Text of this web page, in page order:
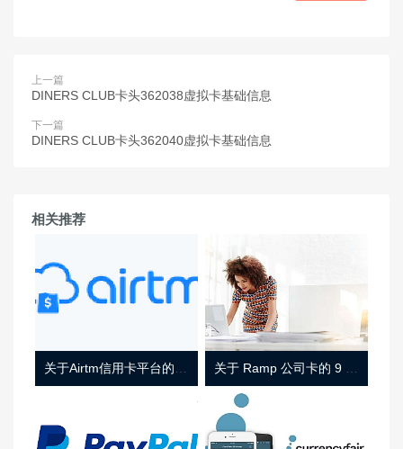
上一篇
DINERS CLUB卡头362038虚拟卡基础信息
下一篇
DINERS CLUB卡头362040虚拟卡基础信息
相关推荐